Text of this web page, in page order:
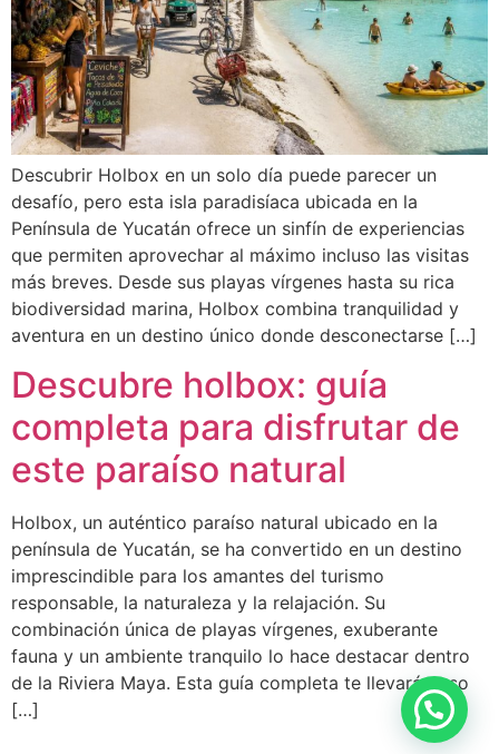
Descubrir Holbox en un solo día puede parecer un
desafío, pero esta isla paradisíaca ubicada en la
Península de Yucatán ofrece un sinfín de experiencias
que permiten aprovechar al máximo incluso las visitas
más breves. Desde sus playas vírgenes hasta su rica
biodiversidad marina, Holbox combina tranquilidad y
aventura en un destino único donde desconectarse […]
Descubre holbox: guía
completa para disfrutar de
este paraíso natural
Holbox, un auténtico paraíso natural ubicado en la
península de Yucatán, se ha convertido en un destino
imprescindible para los amantes del turismo
responsable, la naturaleza y la relajación. Su
combinación única de playas vírgenes, exuberante
fauna y un ambiente tranquilo lo hace destacar dentro
de la Riviera Maya. Esta guía completa te llevará paso
[…]